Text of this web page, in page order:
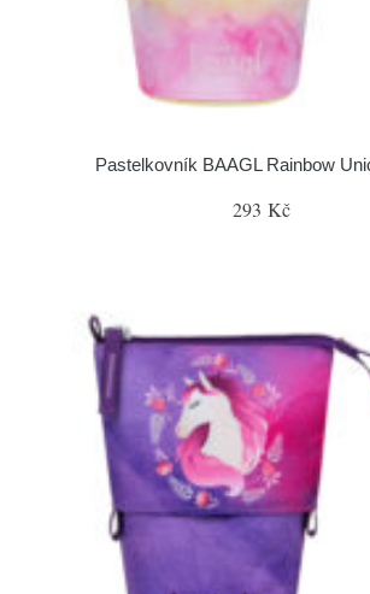
Pastelkovník BAAGL Rainbow
293 Kč